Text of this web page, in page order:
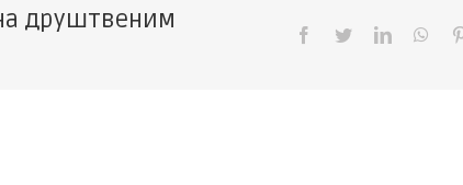
друштвеним
Facebook
TwitterLinkedIn